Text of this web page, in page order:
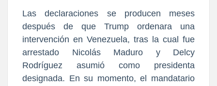
Las declaraciones se producen meses
después de que Trump ordenara una
intervención en Venezuela, tras la cual fue
arrestado Nicolás Maduro y Delcy
Rodríguez asumió como presidenta
designada. En su momento, el mandatario